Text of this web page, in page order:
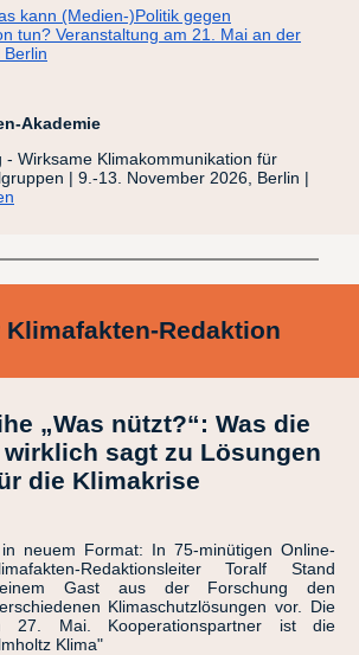
kann (Medien-)Politik gegen
tun? Veranstaltung am 21. Mai an der
Berlin
Akademie
- Wirksame Klimakommunikation für
| 9.-13. November 2026, Berlin |
Klimafakten-Redaktion
„Was nützt?“: Was die
sagt zu Lösungen
die Klimakrise
neuem Format: In 75-minütigen Online-
Redaktionsleiter Toralf Stand
Gast aus der Forschung den
Klimaschutzlösungen vor. Die
27. Mai. Kooperationspartner ist die
Klima"